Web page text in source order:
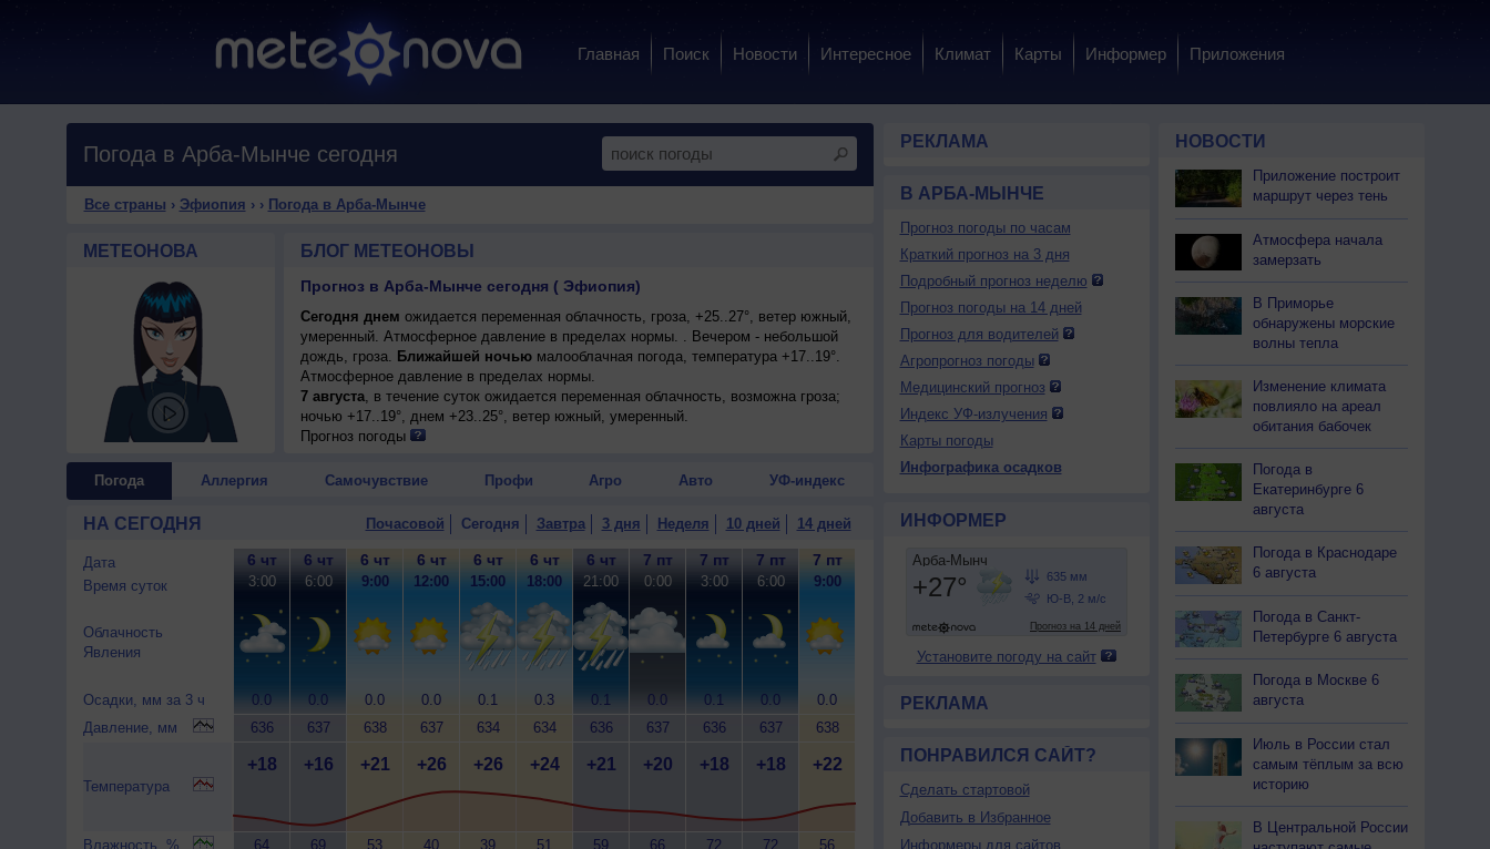
Главная Поиск Новости Интересное Климат Карты Информер Приложения
Погода в Арба-Мынче сегодня
Все страны › Эфиопия › › Погода в Арба-Мынче
МЕТЕОНОВА БЛОГ МЕТЕОНОВЫ
Прогноз в Арба-Мынче сегодня ( Эфиопия)
Сегодня днем ожидается переменная облачность, гроза, +25..27°, ветер южный,
умеренный. Атмосферное давление в пределах нормы. . Вечером - небольшой
дождь, гроза. Ближайшей ночьюмалооблачная погода, температура +17..19°.
Атмосферное давление в пределах нормы.
7 августа, в течение суток ожидается переменная облачность, возможна гроза;
ночью +17..19°, днем +23..25°, ветер южный, умеренный.
Прогноз погоды
Погода Аллергия Самочувствие Профи Агро Авто УФ-индекс
НА СЕГОДНЯ Почасовой Сегодня Завтра 3 дня Неделя 10 дней 14 дней
Дата
Время суток
Облачность
Явления
Осадки, мм за 3 ч
Давление, мм
Температура
Влажность, %
6 чт
3:00
0.0
636
+18
64
6 чт
6:00
0.0
637
+16
69
6 чт
9:00
0.0
638
+21
53
6 чт
12:00
0.0
637
+26
40
6 чт
15:00
0.1
634
+26
39
6 чт
18:00
0.3
634
+24
51
6 чт
21:00
0.1
636
+21
59
7 пт
0:00
0.0
637
+20
66
7 пт
3:00
0.1
636
+18
72
7 пт
6:00
0.0
637
+18
72
7 пт
9:00
0.0
638
+22
56
РЕКЛАМА
В АРБА-МЫНЧЕ
Прогноз погоды по часам
Краткий прогноз на 3 дня
Подробный прогноз неделю
Прогноз погоды на 14 дней
Прогноз для водителей
Агропрогноз погоды
Медицинский прогноз
Индекс УФ-излучения
Карты погоды
Инфографика осадков
ИНФОРМЕР
Установите погоду на сайт
РЕКЛАМА
ПОНРАВИЛСЯ САЙТ?
Сделать стартовой
Добавить в Избранное
Информеры для сайтов
НОВОСТИ
Приложение построит
маршрут через тень
Атмосфера начала
замерзать
В Приморье
обнаружены морские
волны тепла
Изменение климата
повлияло на ареал
обитания бабочек
Погода в
Екатеринбурге 6
августа
Погода в Краснодаре
6 августа
Погода в Санкт-
Петербурге 6 августа
Погода в Москве 6
августа
Июль в России стал
самым тёплым за всю
историю
В Центральной России